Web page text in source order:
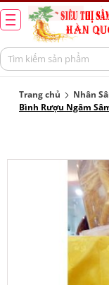
Trang chủ Nhân
Bình Rượu Ngâm